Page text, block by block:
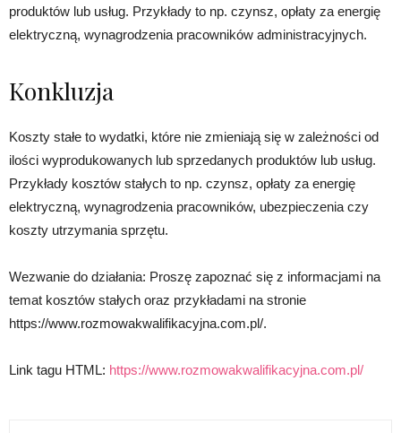
produktów lub usług. Przykłady to np. czynsz, opłaty za energię
elektryczną, wynagrodzenia pracowników administracyjnych.
Konkluzja
Koszty stałe to wydatki, które nie zmieniają się w zależności od
ilości wyprodukowanych lub sprzedanych produktów lub usług.
Przykłady kosztów stałych to np. czynsz, opłaty za energię
elektryczną, wynagrodzenia pracowników, ubezpieczenia czy
koszty utrzymania sprzętu.
Wezwanie do działania: Proszę zapoznać się z informacjami na
temat kosztów stałych oraz przykładami na stronie
https://www.rozmowakwalifikacyjna.com.pl/.
Link tagu HTML: https://www.rozmowakwalifikacyjna.com.pl/